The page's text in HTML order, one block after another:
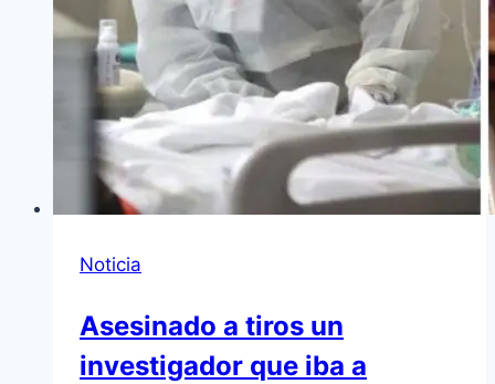
Noticia
Asesinado a tiros un
investigador que iba a